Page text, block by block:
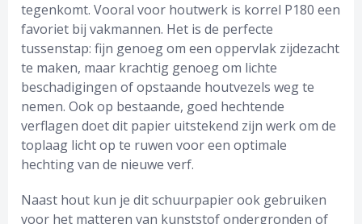
tegenkomt. Vooral voor houtwerk is korrel P180 een
favoriet bij vakmannen. Het is de perfecte
tussenstap: fijn genoeg om een oppervlak zijdezacht
te maken, maar krachtig genoeg om lichte
beschadigingen of opstaande houtvezels weg te
nemen. Ook op bestaande, goed hechtende
verflagen doet dit papier uitstekend zijn werk om de
toplaag licht op te ruwen voor een optimale
hechting van de nieuwe verf.
Naast hout kun je dit schuurpapier ook gebruiken
voor het matteren van kunststof ondergronden of